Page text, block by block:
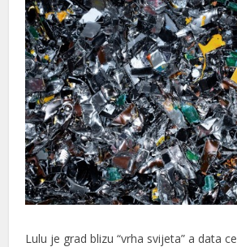
Lulu je grad blizu “vrha svijeta” a data